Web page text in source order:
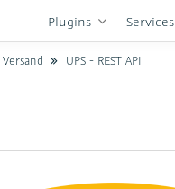
Plugins Services
Versand UPS - REST API